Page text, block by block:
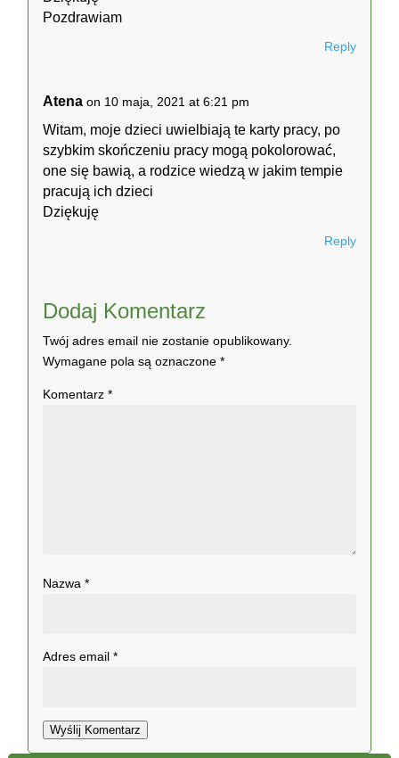
Pozdrawiam
Reply
Atena on 10 maja, 2021 at 6:21 pm
Witam, moje dzieci uwielbiają te karty pracy, po
szybkim skończeniu pracy mogą pokolorować,
one się bawią, a rodzice wiedzą w jakim tempie
pracują ich dzieci
Dziękuję
Reply
Dodaj Komentarz
Twój adres email nie zostanie opublikowany.
Wymagane pola są oznaczone*
Komentarz*
Nazwa*
Adres email*
Wyślij Komentarz